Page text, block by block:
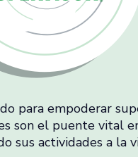
para empoderar
son el puente vital
sus actividades a la